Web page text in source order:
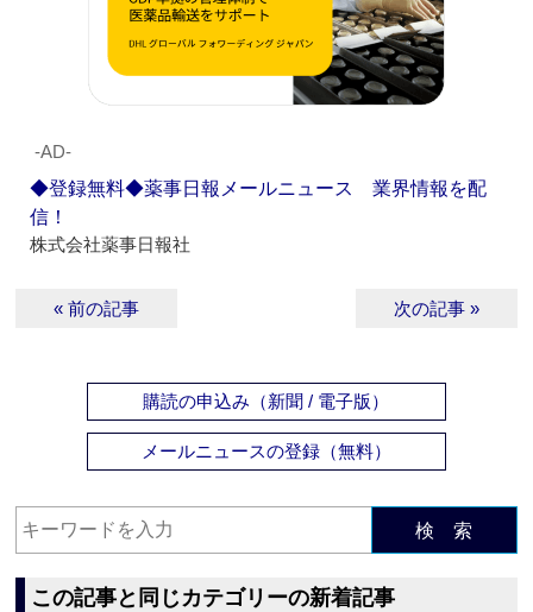
‐AD‐
◆登録無料◆薬事日報メールニュース 業界情報を配
信！
株式会社薬事日報社
« 前の記事 次の記事 »
購読の申込み（新聞 / 電子版）
メールニュースの登録（無料）
検 索
この記事と同じカテゴリーの新着記事